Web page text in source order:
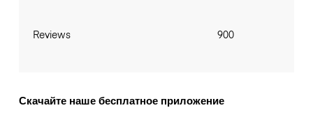
Reviews 900
Скачайте наше бесплатное приложение